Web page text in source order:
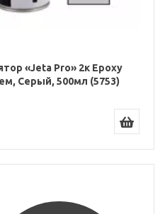
«Jeta Pro» 2к Epoxy
Серый, 500мл (5753)